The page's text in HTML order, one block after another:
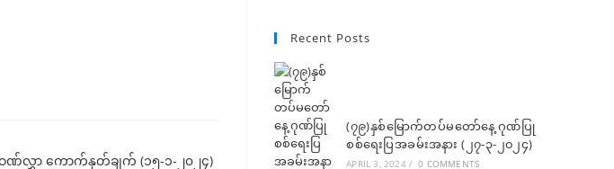
tab
tab
a
new
tab
Recent Posts
(၇၉)နှစ်မြောက်တပ်မတော်နေ့ ဂုဏ်ပြု
စစ်ရေးပြအခမ်းအနား (၂၇-၃-၂၀၂၄)
APRIL 3, 2024 / 0 COMMENTS